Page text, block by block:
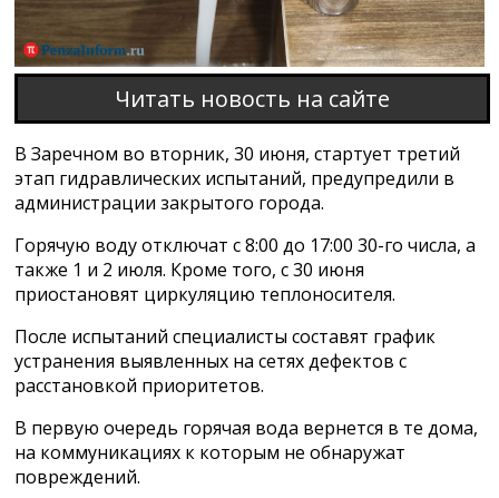
Читать новость на сайте
В Заречном во вторник, 30 июня, стартует третий
этап гидравлических испытаний, предупредили в
администрации закрытого города.
Горячую воду отключат с 8:00 до 17:00 30-го числа, а
также 1 и 2 июля. Кроме того, с 30 июня
приостановят циркуляцию теплоносителя.
После испытаний специалисты составят график
устранения выявленных на сетях дефектов с
расстановкой приоритетов.
В первую очередь горячая вода вернется в те дома,
на коммуникациях к которым не обнаружат
повреждений.